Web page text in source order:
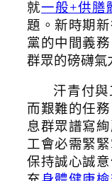
就一般+供膳
題。新時期
黨的中間義
群眾的磅礴氣
汗青付
而艱難的任
息群眾譜寫
工會必需緊
保持誠心誠